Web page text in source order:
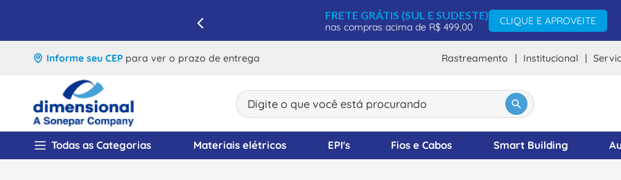
FRETE GRÁTIS (SUL E SUDESTE)
nas compras acima de R$ 499,00
CLIQUE E APROVEITE
Informe seu CEP para ver o prazo de entrega Rastreamento Institucional
Digite o que você está procurando
Todas as Categorias Materiais elétricos EPI's Fios e Cabos Smart Building
1º disjuntor